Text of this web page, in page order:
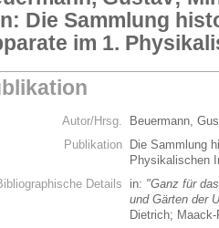
Die Sammlung
im 1.
Autor/Hrsg.
Beuermann,
Publikation
Die Sammlung
Physikalischen
Details
in: "Ganz für
und Gärten der
Dietrich;